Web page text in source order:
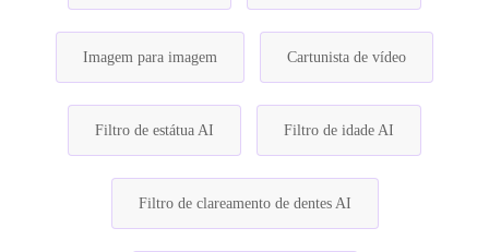
Imagem para imagem Cartunista de vídeo
Filtro de estátua AI Filtro de idade AI
Filtro de clareamento de dentes AI